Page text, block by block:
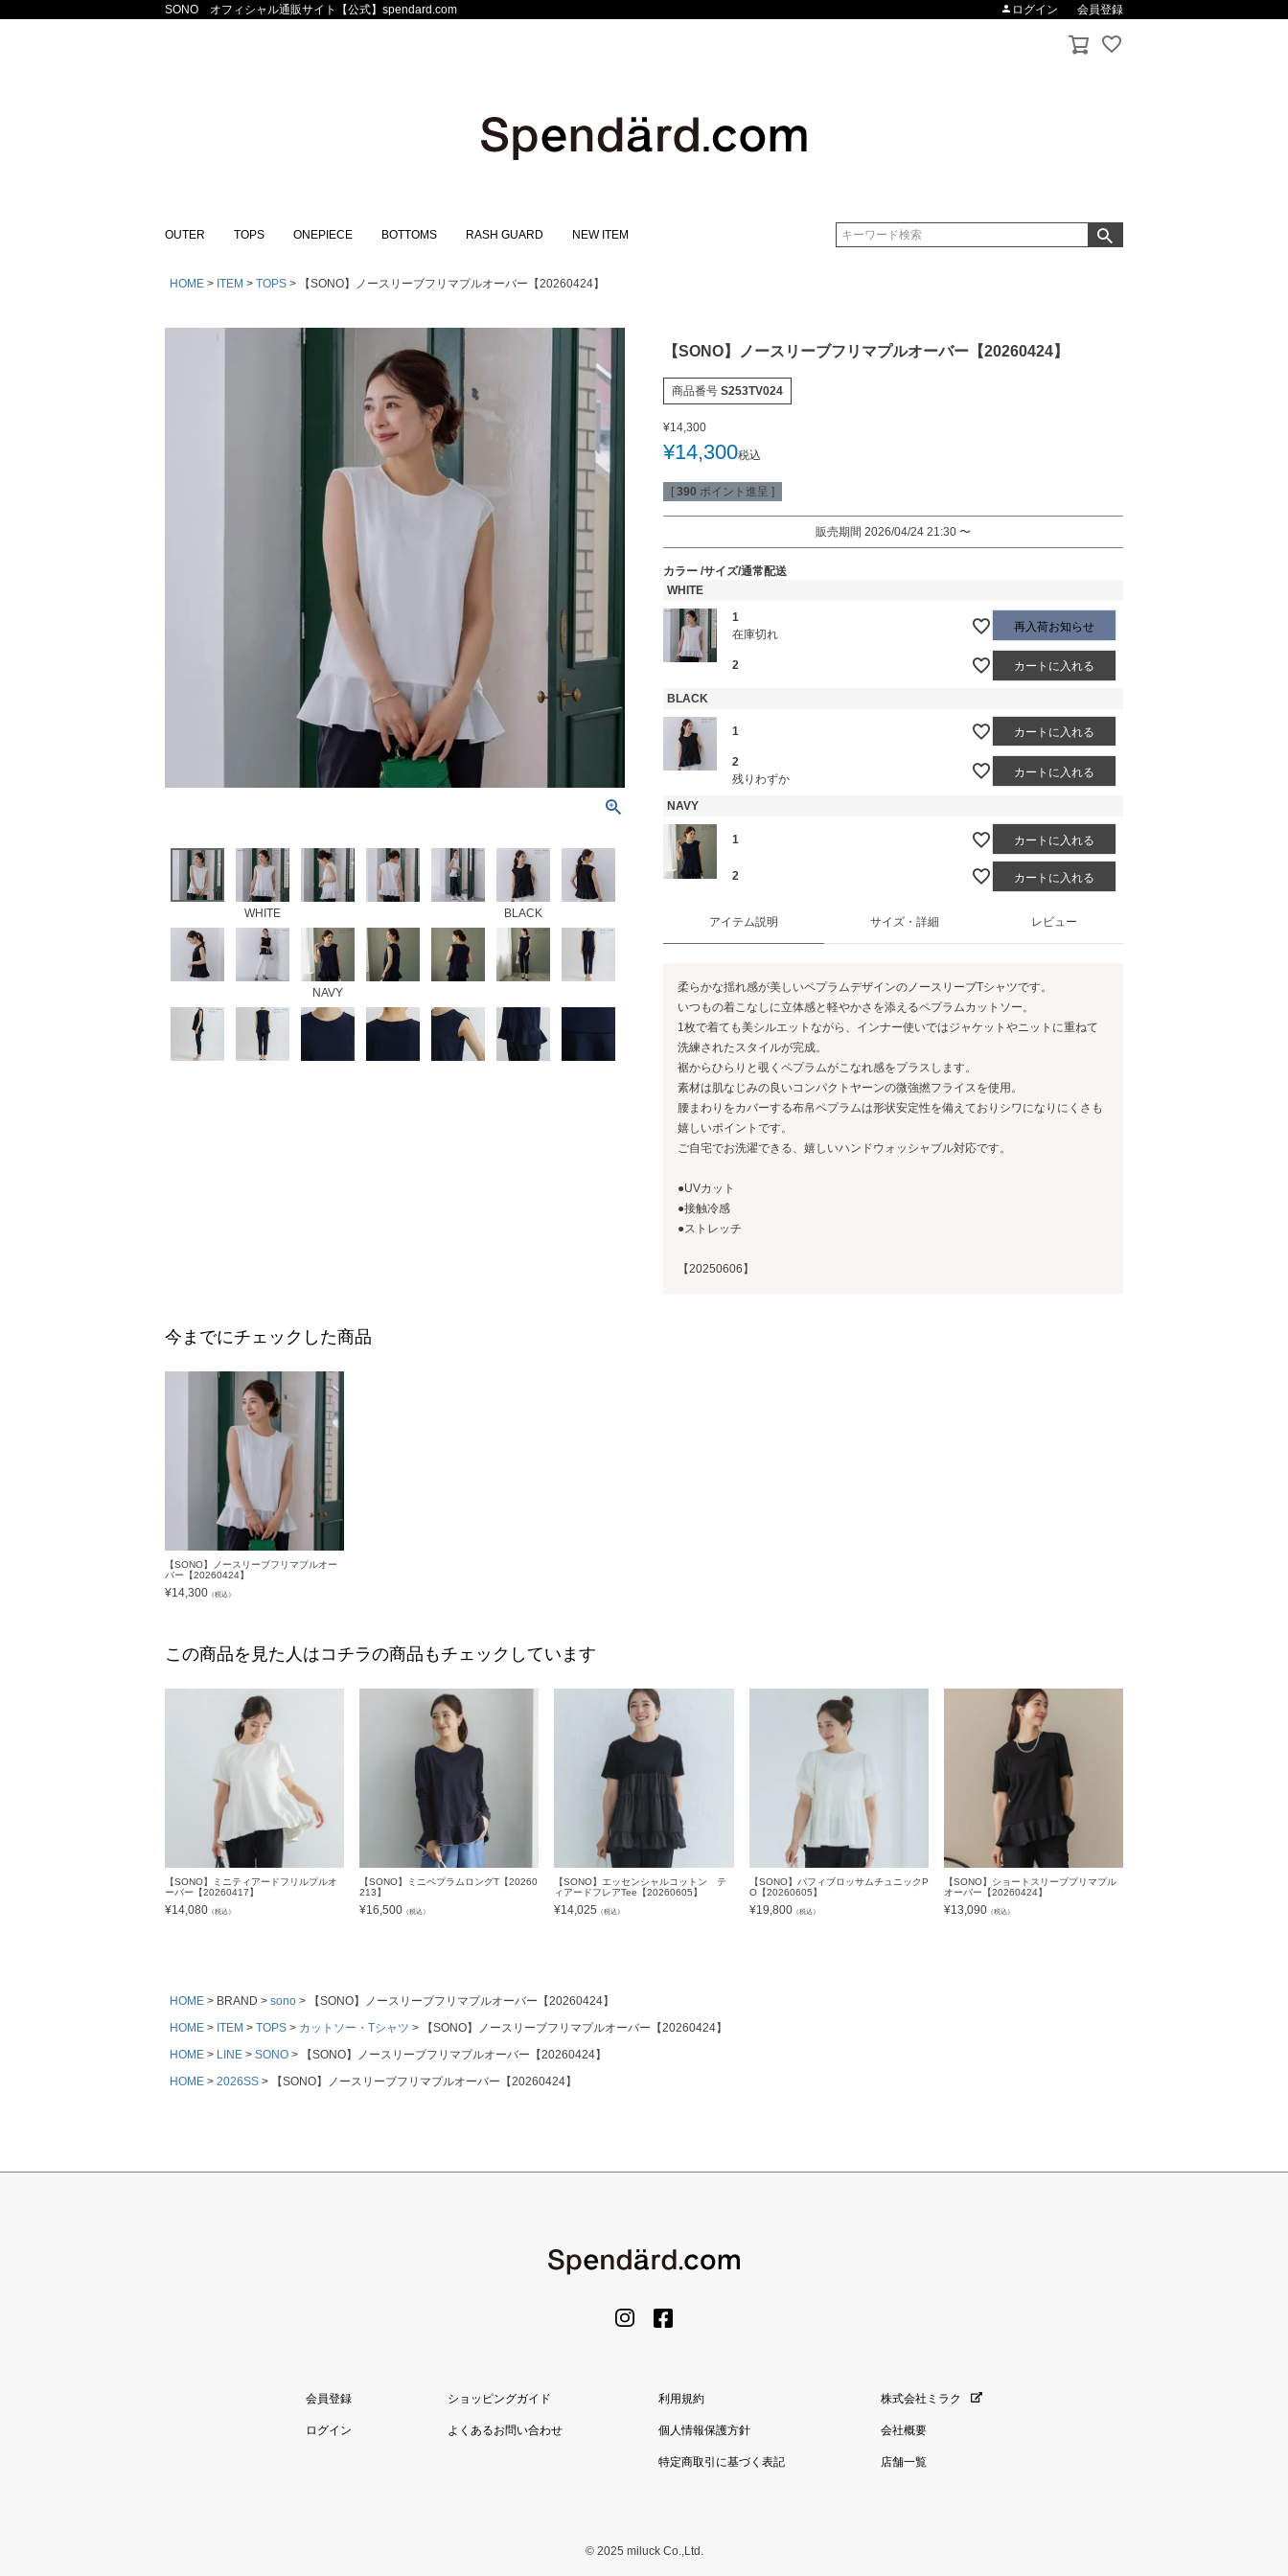
SONO オフィシャル通販サイト【公式】spendard.com ログイン 会員登録
OUTER TOPS ONEPIECE BOTTOMS RASH GUARD NEW ITEM
検索
HOME ITEM TOPS 【SONO】ノースリーブフリマプルオーバー【20260424】
WHITE BLACK
NAVY
【SONO】ノースリーブフリマプルオーバー【20260424】
商品番号 S253TV024
¥14,300
¥14,300税込
[ 390 ポイント進呈 ]
販売期間 2026/04/24 21:30 〜
カラー サイズ/通常配送
WHITE
1
在庫切れ
再入荷お知らせ
2 カートに入れる
BLACK
1 カートに入れる
2
残りわずか
カートに入れる
NAVY
1 カートに入れる
2 カートに入れる
アイテム説明 サイズ・詳細 レビュー
柔らかな揺れ感が美しいペプラムデザインのノースリーブTシャツです。
いつもの着こなしに立体感と軽やかさを添えるペプラムカットソー。
1枚で着ても美シルエットながら、インナー使いではジャケットやニットに重ねて
洗練されたスタイルが完成。
裾からひらりと覗くペプラムがこなれ感をプラスします。
素材は肌なじみの良いコンパクトヤーンの微強撚フライスを使用。
腰まわりをカバーする布帛ペプラムは形状安定性を備えておりシワになりにくさも
嬉しいポイントです。
ご自宅でお洗濯できる、嬉しいハンドウォッシャブル対応です。
●UVカット
●接触冷感
●ストレッチ
【20250606】
今までにチェックした商品
【SONO】ノースリーブフリマプルオー
バー【20260424】
¥14,300 （税込）
この商品を見た人はコチラの商品もチェックしています
【SONO】ミニティアードフリルプルオ
ーバー【20260417】
¥14,080 （税込）
【SONO】ミニペプラムロングT【20260
213】
¥16,500 （税込）
【SONO】エッセンシャルコットン テ
ィアードフレアTee【20260605】
¥14,025 （税込）
【SONO】パフィブロッサムチュニックP
O【20260605】
¥19,800（税込）
【SONO】ショートスリーブプリマプル
オーバー【20260424】
¥13,090（税込）
HOME BRAND sono
【SONO】ノースリーブフリマプルオーバー【20260424】
HOME
ITEM TOPS カットソー・Tシャツ
【SONO】ノースリーブフリマプルオーバー【20260424】
HOME
LINE SONO
【SONO】ノースリーブフリマプルオーバー【20260424】
HOME
2026SS 【SONO】ノースリーブフリマプルオーバー【20260424】
会員登録
ログイン
ショッピングガイド
よくあるお問い合わせ
利用規約
個人情報保護方針
特定商取引に基づく表記
株式会社ミラク
会社概要
店舗一覧
© 2025 miluck Co.,Ltd.